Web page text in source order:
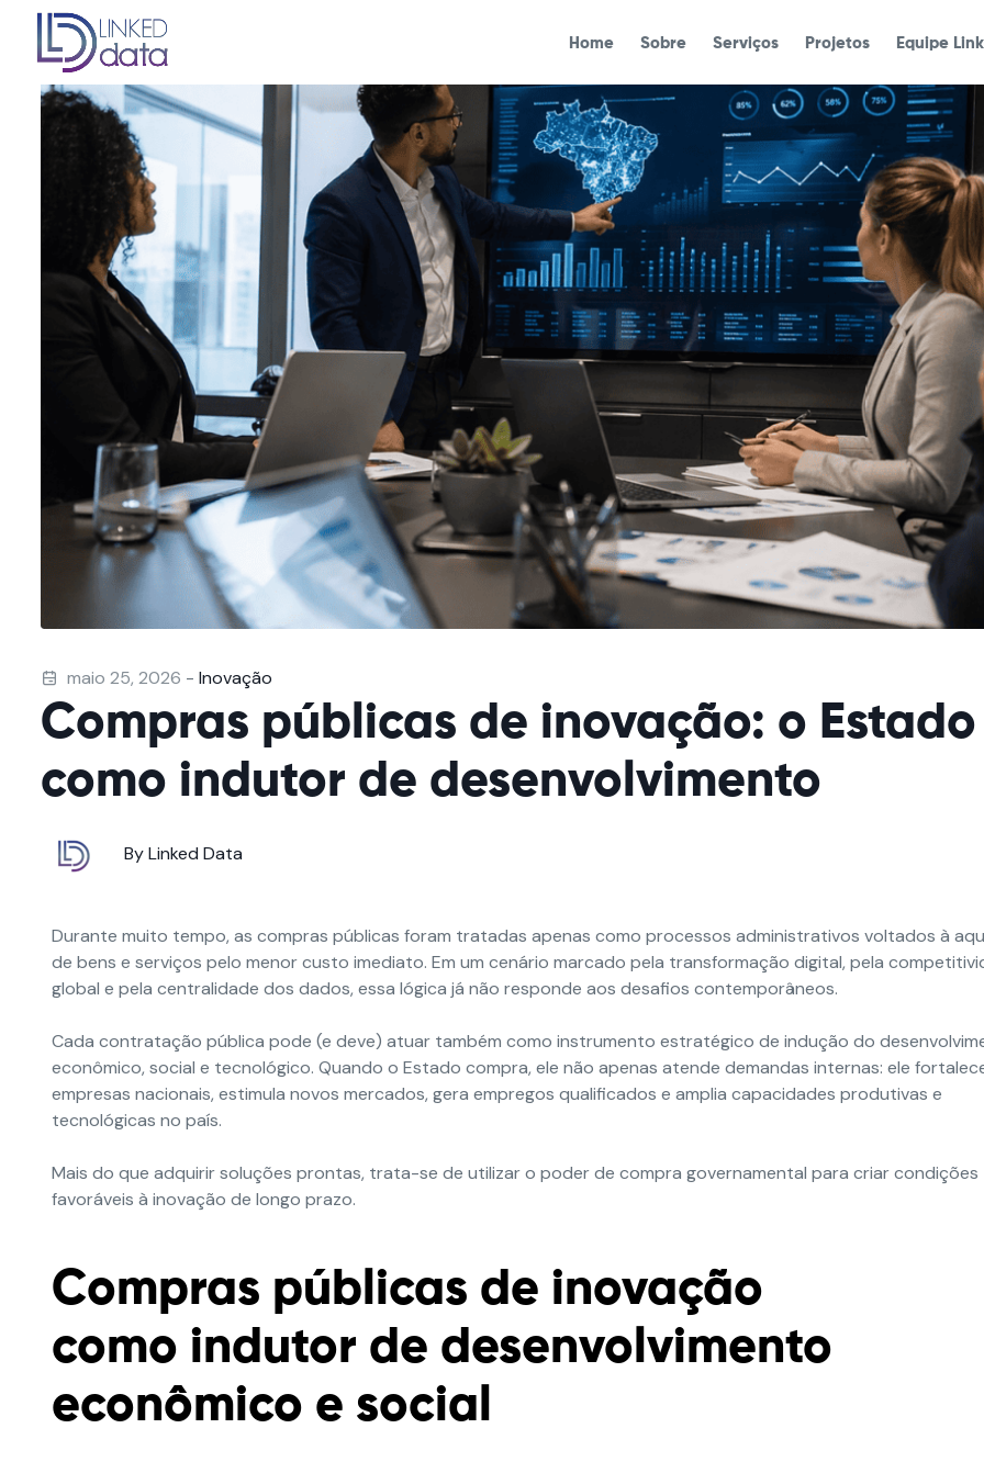
Home Sobre Serviços Projetos Equipe
maio 25, 2026 - Inovação
Compras públicas de inovação: o Estado
como indutor de desenvolvimento
By Linked Data
Durante muito tempo, as compras públicas foram tratadas apenas como processos administrativos voltados à
de bens e serviços pelo menor custo imediato. Em um cenário marcado pela transformação digital, pela
global e pela centralidade dos dados, essa lógica já não responde aos desafios contemporâneos.
Cada contratação pública pode (e deve) atuar também como instrumento estratégico de indução do
econômico, social e tecnológico. Quando o Estado compra, ele não apenas atende demandas internas: ele
empresas nacionais, estimula novos mercados, gera empregos qualificados e amplia capacidades produtivas e
tecnológicas no país.
Mais do que adquirir soluções prontas, trata-se de utilizar o poder de compra governamental para criar condições
favoráveis à inovação de longo prazo.
Compras públicas de inovação
como indutor de desenvolvimento
econômico e social